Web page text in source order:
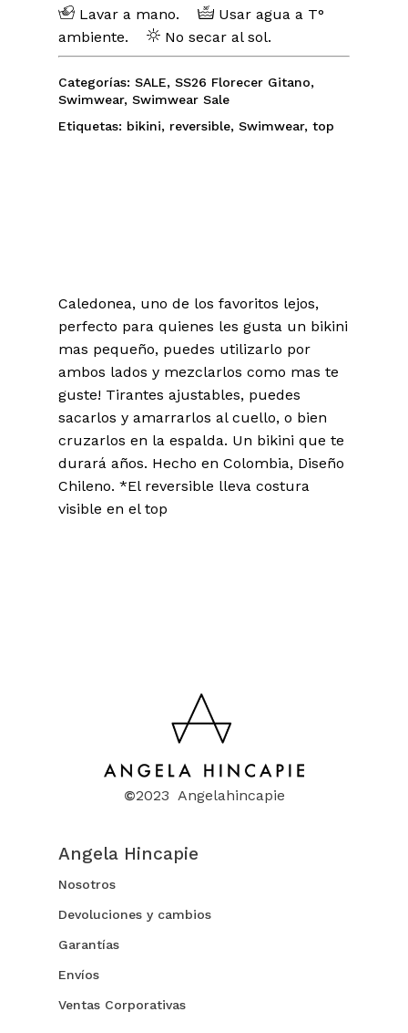
Lavar a mano.
Usar agua a T°
ambiente.
No secar al sol.
Categorías: SALE, SS26 Florecer Gitano,
Swimwear, Swimwear Sale
Etiquetas: bikini, reversible, Swimwear, top
Caledonea, uno de los favoritos lejos,
perfecto para quienes les gusta un bikini
mas pequeño, puedes utilizarlo por
ambos lados y mezclarlos como mas te
guste! Tirantes ajustables, puedes
sacarlos y amarrarlos al cuello, o bien
cruzarlos en la espalda. Un bikini que te
durará años. Hecho en Colombia, Diseño
Chileno. *El reversible lleva costura
visible en el top
©2023 Angelahincapie
Angela Hincapie
Nosotros
Devoluciones y cambios
Garantías
Envíos
Ventas Corporativas